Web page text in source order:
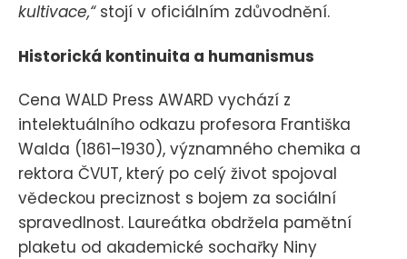
kultivace,“ stojí v oficiálním zdůvodnění.
Historická kontinuita a humanismus
Cena WALD Press AWARD vychází z
intelektuálního odkazu profesora Františka
Walda (1861–1930), významného chemika a
rektora ČVUT, který po celý život spojoval
vědeckou preciznost s bojem za sociální
spravedlnost. Laureátka obdržela pamětní
plaketu od akademické sochařky Niny